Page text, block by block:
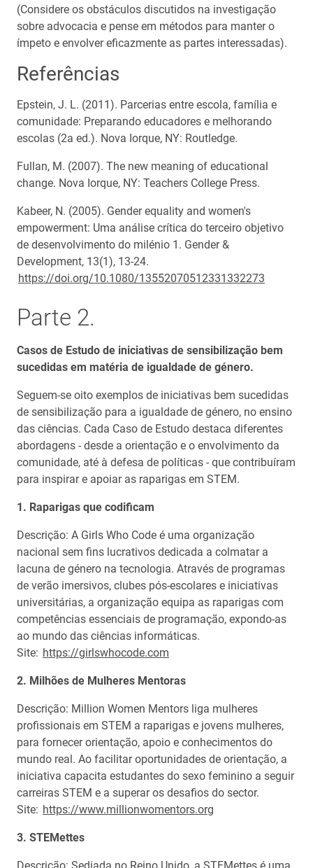
(Considere os obstáculos discutidos na investigação
sobre advocacia e pense em métodos para manter o
ímpeto e envolver eficazmente as partes interessadas).
Referências
Epstein, J. L. (2011). Parcerias entre escola, família e
comunidade: Preparando educadores e melhorando
escolas (2a ed.). Nova Iorque, NY: Routledge.
Fullan, M. (2007). The new meaning of educational
change. Nova Iorque, NY: Teachers College Press.
Kabeer, N. (2005). Gender equality and women's
empowerment: Uma análise crítica do terceiro objetivo
de desenvolvimento do milénio 1. Gender &
Development, 13(1), 13-24.
https://doi.org/10.1080/13552070512331332273
Parte 2.
Casos de Estudo de iniciativas de sensibilização bem
sucedidas em matéria de igualdade de género.
Seguem-se oito exemplos de iniciativas bem sucedidas
de sensibilização para a igualdade de género, no ensino
das ciências. Cada Caso de Estudo destaca diferentes
abordagens - desde a orientação e o envolvimento da
comunidade, até à defesa de políticas - que contribuíram
para inspirar e apoiar as raparigas em STEM.
1. Raparigas que codificam
Descrição: A Girls Who Code é uma organização
nacional sem fins lucrativos dedicada a colmatar a
lacuna de género na tecnologia. Através de programas
de verão imersivos, clubes pós-escolares e iniciativas
universitárias, a organização equipa as raparigas com
competências essenciais de programação, expondo-as
ao mundo das ciências informáticas.
Site: https://girlswhocode.com
2. Milhões de Mulheres Mentoras
Descrição: Million Women Mentors liga mulheres
profissionais em STEM a raparigas e jovens mulheres,
para fornecer orientação, apoio e conhecimentos do
mundo real. Ao facilitar oportunidades de orientação, a
iniciativa capacita estudantes do sexo feminino a seguir
carreiras STEM e a superar os desafios do sector.
Site: https://www.millionwomentors.org
3. STEMettes